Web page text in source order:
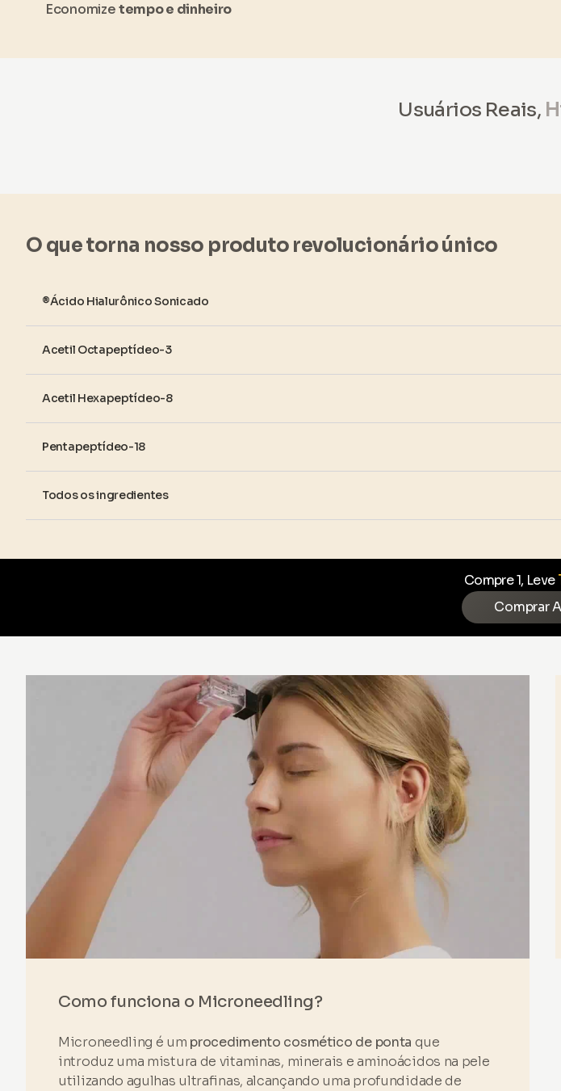
Economizetempo e dinheiro
Usuários Reais,
O que torna nosso produto revolucionário único
®Ácido Hialurônico Sonicado
Acetil Octapeptídeo-3
Acetil Hexapeptídeo-8
Pentapeptídeo-18
Todos os ingredientes
Compre 1, Leve
Comprar
Como funciona o Microneedling?
Microneedling é um procedimento cosmético de ponta que
introduz uma mistura de vitaminas, minerais e aminoácidos na pele
utilizando agulhas ultrafinas, alcançando uma profundidade de